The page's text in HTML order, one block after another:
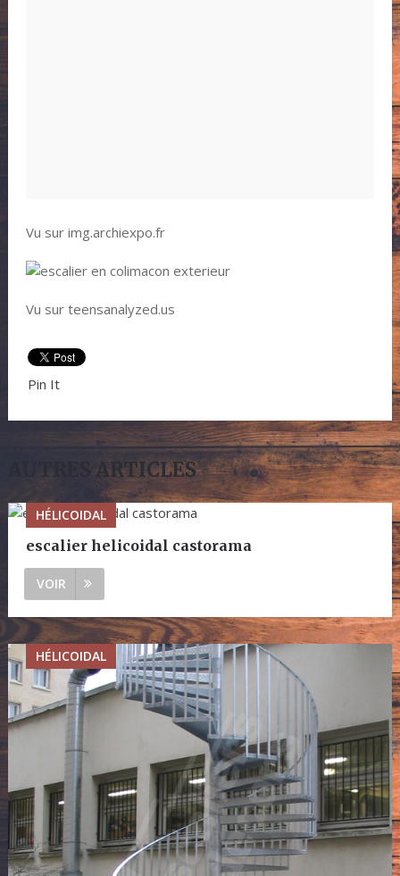
Vu sur img.archiexpo.fr
Vu sur teensanalyzed.us
Pin It
AUTRES ARTICLES
HÉLICOIDAL
escalier helicoidal castorama
VOIR
HÉLICOIDAL